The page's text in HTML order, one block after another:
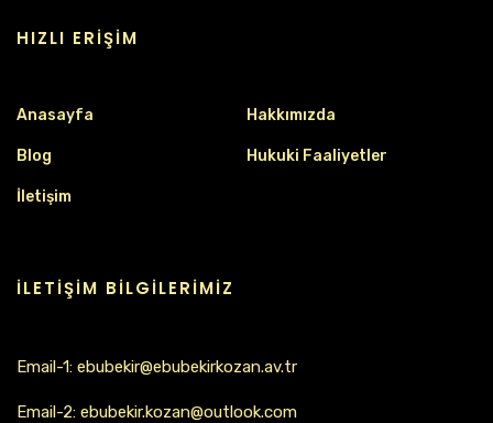
HIZLI ERIŞIM
Anasayfa Hakkımızda
Blog Hukuki Faaliyetler
İletişim
İLETIŞIM BILGILERIMIZ
Email-1: ebubekir@ebubekirkozan.av.tr
Email-2: ebubekir.kozan@outlook.com